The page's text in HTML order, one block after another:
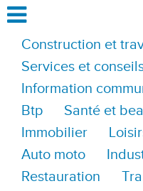
Construction et
Services et
Information
Btp
Santé et
Immobilier
Auto moto
Restauration